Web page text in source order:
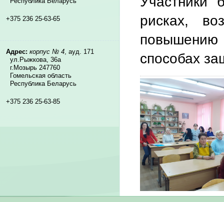
рисках,
повышению
способах
+375 236 25-63-65
Адрес: корпус № 4, ауд. 171
ул.Рыжкова, 36а
г.Мозырь 247760
Гомельская область
Республика Беларусь
+375 236 25-63-85